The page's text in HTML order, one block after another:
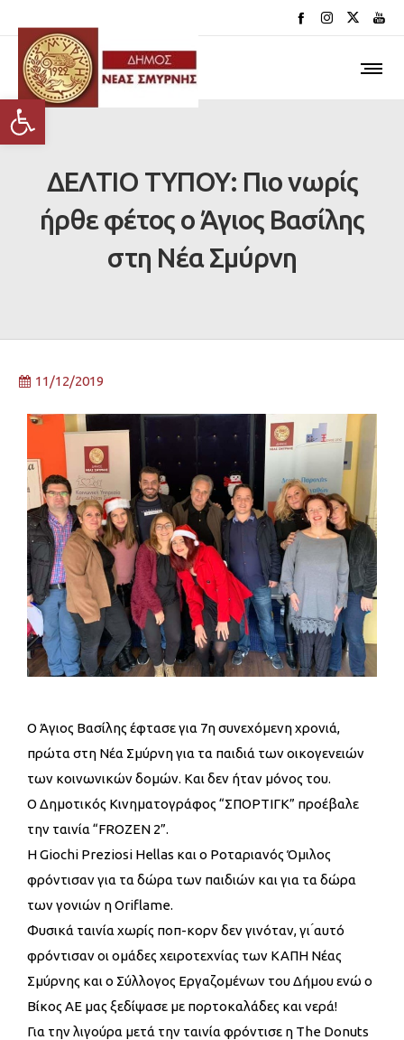
Ανοίξτε τη γραμμή εργαλείων
ΔΕΛΤΙΟ ΤΥΠΟΥ: Πιο νωρίς
ήρθε φέτος ο Άγιος Βασίλης
στη Νέα Σμύρνη
11/12/2019
Ο Άγιος Βασίλης έφτασε για 7η συνεχόμενη χρονιά,
πρώτα στη Νέα Σμύρνη για τα παιδιά των οικογενειών
των κοινωνικών δομών. Kαι δεν ήταν μόνος του.
Ο Δημοτικός Κινηματογράφος “ΣΠΟΡΤΙΓΚ” προέβαλε
την ταινία “FROZEN 2”.
Η Giochi Preziosi Hellas και ο Ροταριανός Όμιλος
φρόντισαν για τα δώρα των παιδιών και για τα δώρα
των γονιών η Oriflame.
Φυσικά ταινία χωρίς ποπ-κορν δεν γινόταν, γι ́αυτό
φρόντισαν οι ομάδες χειροτεχνίας των ΚΑΠΗ Νέας
Σμύρνης και ο Σύλλογος Εργαζομένων του Δήμου ενώ ο
Βίκος ΑΕ μας ξεδίψασε με πορτοκαλάδες και νερά!
Για την λιγούρα μετά την ταινία φρόντισε η The Donuts